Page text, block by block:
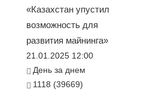
«Казахстан упустил
возможность для
развития майнинга»
21.01.2025 12:00
День за днем
1118 (39669)